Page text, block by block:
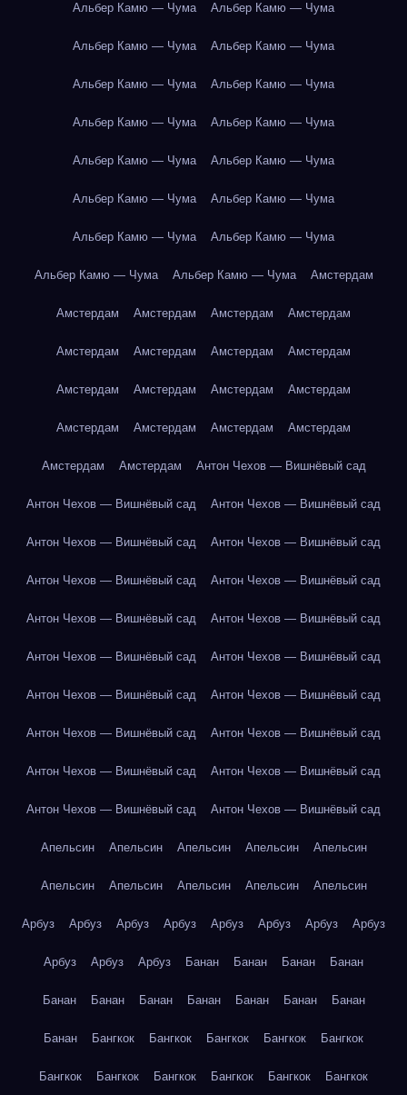
Альбер Камю — Чума Альбер Камю — Чума
Альбер Камю — Чума Альбер Камю — Чума
Альбер Камю — Чума Альбер Камю — Чума
Альбер Камю — Чума Альбер Камю — Чума
Альбер Камю — Чума Альбер Камю — Чума
Альбер Камю — Чума Альбер Камю — Чума
Альбер Камю — Чума Альбер Камю — Чума
Альбер Камю — Чума Альбер Камю — Чума Амстердам
Амстердам Амстердам Амстердам Амстердам
Амстердам Амстердам Амстердам Амстердам
Амстердам Амстердам Амстердам Амстердам
Амстердам Амстердам Амстердам Амстердам
Амстердам Амстердам Антон Чехов — Вишнёвый сад
Антон Чехов — Вишнёвый сад Антон Чехов — Вишнёвый сад
Антон Чехов — Вишнёвый сад Антон Чехов — Вишнёвый сад
Антон Чехов — Вишнёвый сад Антон Чехов — Вишнёвый сад
Антон Чехов — Вишнёвый сад Антон Чехов — Вишнёвый сад
Антон Чехов — Вишнёвый сад Антон Чехов — Вишнёвый сад
Антон Чехов — Вишнёвый сад Антон Чехов — Вишнёвый сад
Антон Чехов — Вишнёвый сад Антон Чехов — Вишнёвый сад
Антон Чехов — Вишнёвый сад Антон Чехов — Вишнёвый сад
Антон Чехов — Вишнёвый сад Антон Чехов — Вишнёвый сад
Апельсин Апельсин Апельсин Апельсин Апельсин
Апельсин Апельсин Апельсин Апельсин Апельсин
Арбуз Арбуз Арбуз Арбуз Арбуз Арбуз Арбуз Арбуз
Арбуз Арбуз Арбуз Банан Банан Банан Банан
Банан Банан Банан Банан Банан Банан Банан
Банан Бангкок Бангкок Бангкок Бангкок Бангкок
Бангкок Бангкок Бангкок Бангкок Бангкок Бангкок